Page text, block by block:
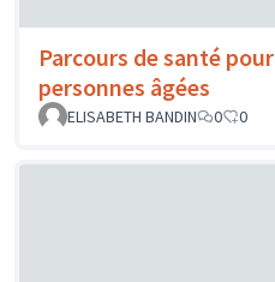
Parcours de santé pour
personnes âgées
ELISABETH BANDIN
0 0